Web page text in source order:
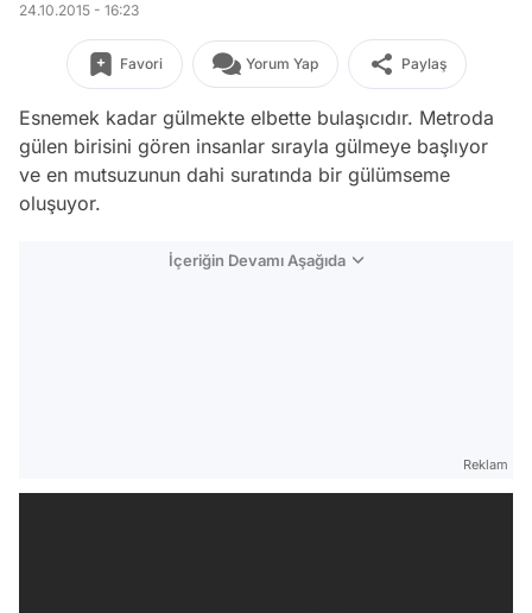
24.10.2015 - 16:23
Favori Yorum Yap Paylaş
Esnemek kadar gülmekte elbette bulaşıcıdır. Metroda
gülen birisini gören insanlar sırayla gülmeye başlıyor
ve en mutsuzunun dahi suratında bir gülümseme
oluşuyor.
İçeriğin Devamı Aşağıda
Reklam